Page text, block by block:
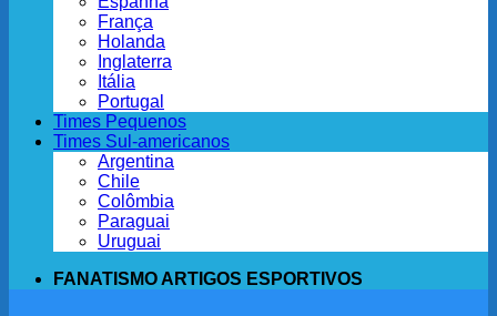
França
Holanda
Inglaterra
Itália
Portugal
Times Pequenos
Times Sul-americanos
Argentina
Chile
Colômbia
Paraguai
Uruguai
FANATISMO ARTIGOS ESPORTIVOS